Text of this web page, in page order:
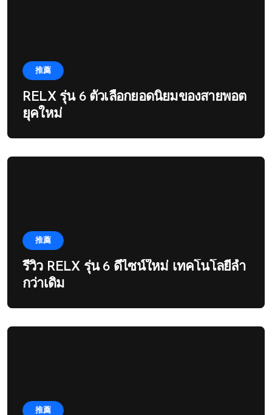
推薦
RELX รุ่น 6 ตัวเลือกยอดนิยมของสายพอต
ยุคใหม่
推薦
รีวิว RELX รุ่น 6 ดีไซน์ใหม่ เทคโนโลยีล้ำ
กว่าเดิม
推薦